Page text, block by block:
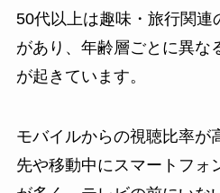
50代以上は趣味・旅行関連
があり、年齢層ごとに異な
が起きています。
モバイルからの視聴比率が
先や移動中にスマートフォ